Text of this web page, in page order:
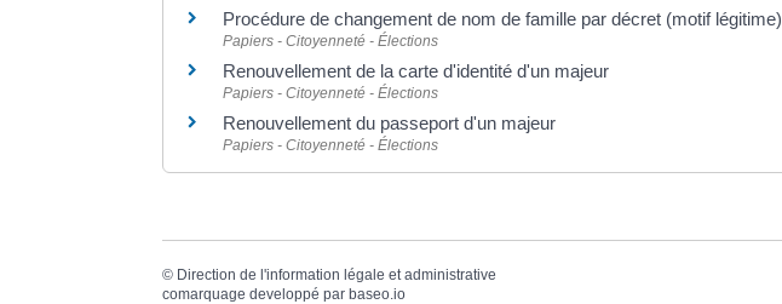
Procédure de changement de nom de famille par décret (motif légitime)
Papiers - Citoyenneté - Élections
Renouvellement de la carte d'identité d'un majeur
Papiers - Citoyenneté - Élections
Renouvellement du passeport d'un majeur
Papiers - Citoyenneté - Élections
© Direction de l'information légale et administrative
comarquage developpé par baseo.io